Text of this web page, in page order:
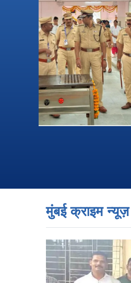
मुंबई क्राइम न्यूज़